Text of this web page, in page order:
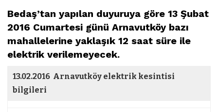
Bedaş’tan yapılan duyuruya göre 13 Şubat
2016 Cumartesi günü Arnavutköy bazı
mahallelerine yaklaşık 12 saat süre ile
elektrik verilemeyecek.
13.02.2016 Arnavutköy elektrik kesintisi
bilgileri